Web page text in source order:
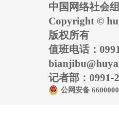
中国网络社会
Copyright ©
版权所有
值班电话：
记者部：0991-
公网安备